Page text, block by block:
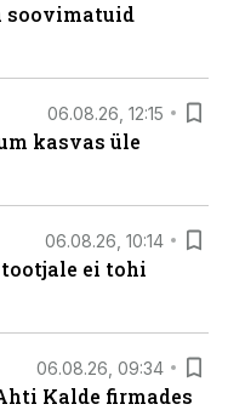
soovimatuid
06.08.26, 12:15
kasvas üle
06.08.26, 10:14
ei tohi
06.08.26, 09:34
Kalde firmades